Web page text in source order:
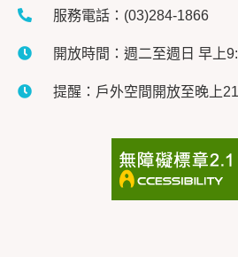
服務電話：(03)284-1866
開放時間：週二至週日 早上
提醒：戶外空間開放至晚上